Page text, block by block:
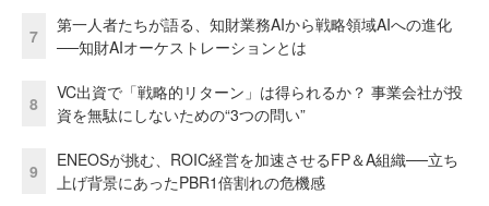
7
第一人者たちが語る、知財業務AIから戦略領域AIへの進化
──知財AIオーケストレーションとは
8
VC出資で「戦略的リターン」は得られるか？ 事業会社が投
資を無駄にしないための“3つの問い”
9
ENEOSが挑む、ROIC経営を加速させるFP＆A組織──立ち
上げ背景にあったPBR1倍割れの危機感